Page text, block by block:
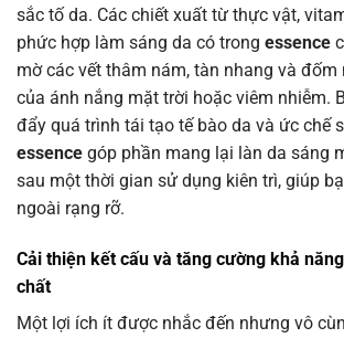
sắc tố da. Các chiết xuất từ thực vật,
phức hợp làm sáng da có trong essence
mờ các vết thâm nám, tàn nhang và đốm
của ánh nắng mặt trời hoặc viêm nhiễm.
đẩy quá trình tái tạo tế bào da và ức chế
essence góp phần mang lại làn da sáng
sau một thời gian sử dụng kiên trì, giúp
ngoài rạng rỡ.
Cải thiện kết cấu và tăng cường khả
chất
Một lợi ích ít được nhắc đến nhưng vô